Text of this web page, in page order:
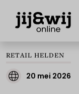
RETAIL HELDEN
20 mei 2026